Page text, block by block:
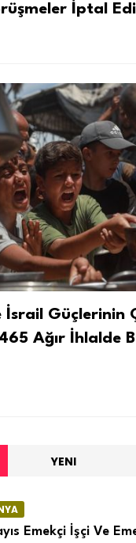
İptal
İsrail Güçlerinin
Ağır İhlalde
YENI
Emekçi İşçi Ve